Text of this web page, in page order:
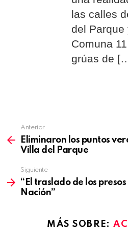
las calles
del Parque
Comuna
grúas de
See
more
Anterior
Eliminaron los puntos
Villa del Parque
Siguiente
“El traslado de los
Nación”
MÁS SOBRE: